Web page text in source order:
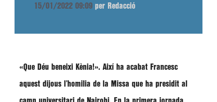
15/01/2022 09:09 per Redacció
«Que Déu beneixi Kènia!». Així ha acabat Francesc
aquest dijous l’homilia de la Missa que ha presidit al